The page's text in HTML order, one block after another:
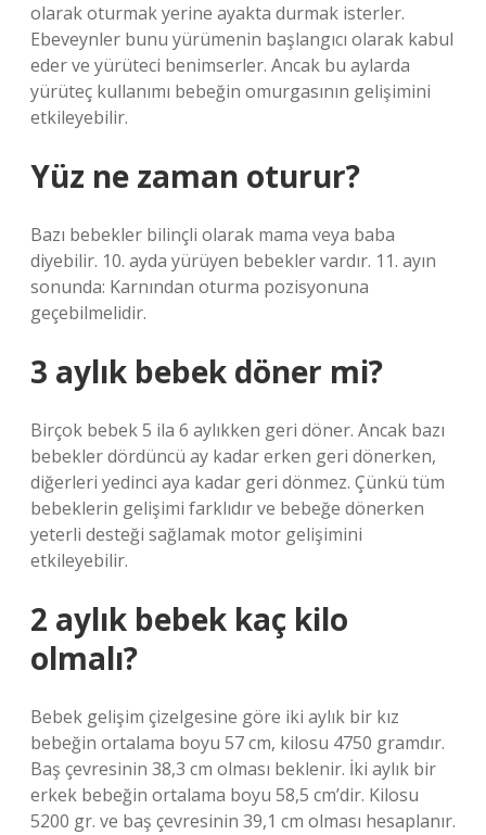
olarak oturmak yerine ayakta durmak isterler.
Ebeveynler bunu yürümenin başlangıcı olarak kabul
eder ve yürüteci benimserler. Ancak bu aylarda
yürüteç kullanımı bebeğin omurgasının gelişimini
etkileyebilir.
Yüz ne zaman oturur?
Bazı bebekler bilinçli olarak mama veya baba
diyebilir. 10. ayda yürüyen bebekler vardır. 11. ayın
sonunda: Karnından oturma pozisyonuna
geçebilmelidir.
3 aylık bebek döner mi?
Birçok bebek 5 ila 6 aylıkken geri döner. Ancak bazı
bebekler dördüncü ay kadar erken geri dönerken,
diğerleri yedinci aya kadar geri dönmez. Çünkü tüm
bebeklerin gelişimi farklıdır ve bebeğe dönerken
yeterli desteği sağlamak motor gelişimini
etkileyebilir.
2 aylık bebek kaç kilo
olmalı?
Bebek gelişim çizelgesine göre iki aylık bir kız
bebeğin ortalama boyu 57 cm, kilosu 4750 gramdır.
Baş çevresinin 38,3 cm olması beklenir. İki aylık bir
erkek bebeğin ortalama boyu 58,5 cm’dir. Kilosu
5200 gr. ve baş çevresinin 39,1 cm olması hesaplanır.